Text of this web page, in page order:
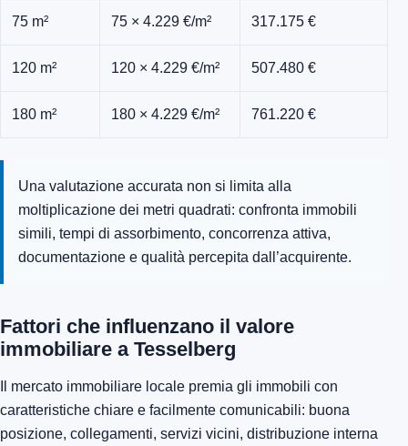
75 m² 75 × 4.229 €/m² 317.175 €
120 m² 120 × 4.229 €/m² 507.480 €
180 m² 180 × 4.229 €/m² 761.220 €
Una valutazione accurata non si limita alla
moltiplicazione dei metri quadrati: confronta immobili
simili, tempi di assorbimento, concorrenza attiva,
documentazione e qualità percepita dall’acquirente.
Fattori che influenzano il valore
immobiliare a Tesselberg
Il mercato immobiliare locale premia gli immobili con
caratteristiche chiare e facilmente comunicabili: buona
posizione, collegamenti, servizi vicini, distribuzione interna